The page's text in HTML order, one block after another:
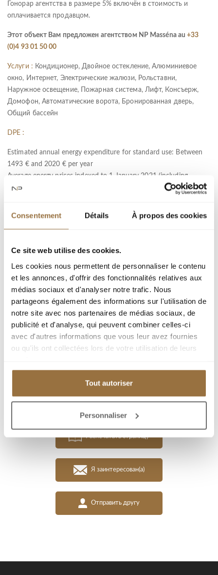
Consentement Détails À propos des cookies
Ce site web utilise des cookies.
Les cookies nous permettent de personnaliser le contenu
et les annonces, d'offrir des fonctionnalités relatives aux
médias sociaux et d'analyser notre trafic. Nous
partageons également des informations sur l'utilisation de
notre site avec nos partenaires de médias sociaux, de
publicité et d'analyse, qui peuvent combiner celles-ci
avec d'autres informations que vous leur avez fournies
ou qu'ils ont collectées lors de votre utilisation de leurs
Tout autoriser
Personnaliser
Гонорар агентства в размере 5% включён в стоимость и
оплачивается продавцом.
Этот объект Вам предложен агентством NP Masséna au+33
(0)4 93 01 50 00
Услуги : Кондиционер, Двойное остекление, Алюминиевое
окно, Интернет, Электрические жалюзи, Рольставни,
Наружное освещение, Пожарная система, Лифт, Консъерж,
Домофон, Автоматические ворота, Бронированная дверь,
Общий бассейн
DPE :
Estimated annual energy expenditure for standard use: Between
1493 € and 2020 € per year
Average energy prices indexed to 1 January 2021 (including
subscription).
available on the Géorisques website :
www.georisques.gouv.fr
Ref : 11252
город :
Тип недвижимости : Квартира
Площадь : 102.69 m²
Комната : 4
Спальня : 3
Парковка(ки) : 1
Добавить к подборке
Распечатать страницу
Я заинтересован(а)
Отправить другу